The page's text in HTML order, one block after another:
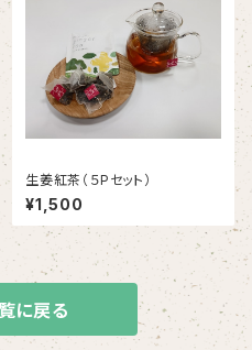
生姜紅茶（５Pセット）
¥1,500
に戻る